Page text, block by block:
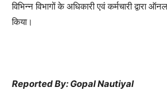
विभिन्न विभागों के अधिकारी एवं कर्मचारी द्वारा
किया।
Reported By: Gopal Nautiyal